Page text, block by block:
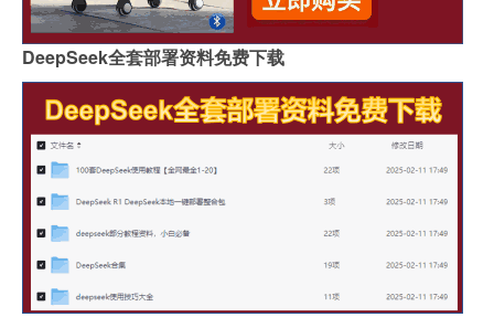
DeepSeek全套部署资料免费下载